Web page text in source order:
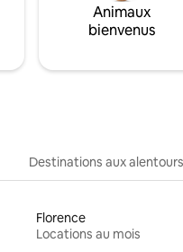
Animaux
bienvenus
Destinations aux alentours
Florence
Locations au mois